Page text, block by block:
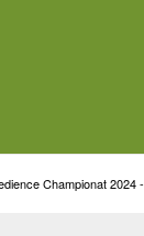
Championat 2024 -